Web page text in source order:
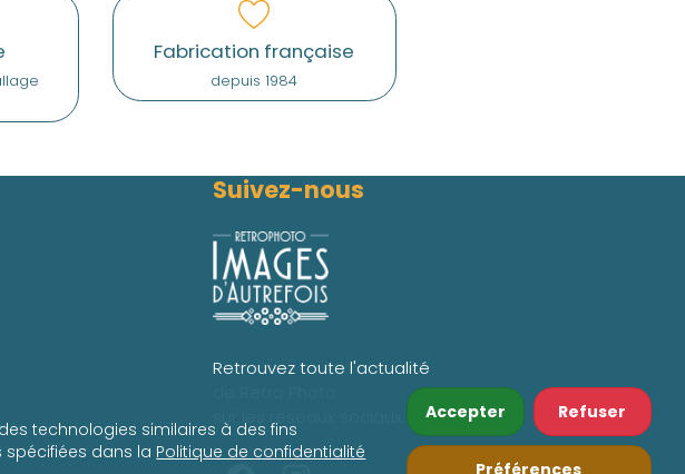
technologies similaires à des fins
spécifiées dans la Politique de confidentialité
Accepter Refuser
Préférences
Fabrication française
depuis 1984
Suivez-nous
Retrouvez toute l'actualité